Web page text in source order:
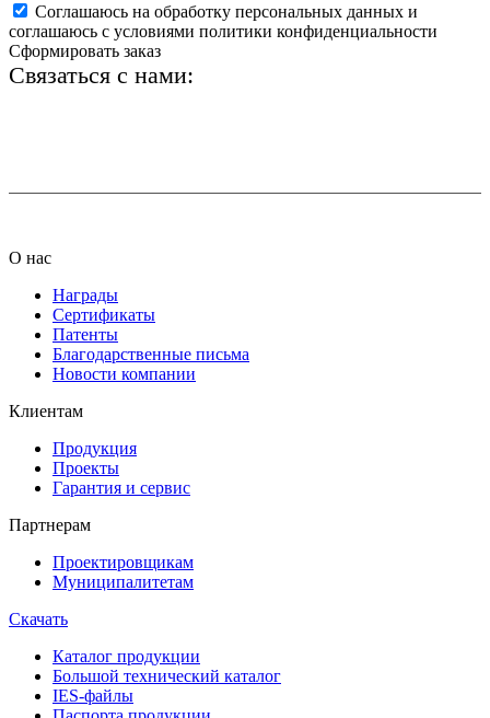
Соглашаюсь на обработку персональных данных и
соглашаюсь с условиями политики конфиденциальности
Сформировать заказ
Связаться с нами:
О нас
Награды
Сертификаты
Патенты
Благодарственные письма
Новости компании
Клиентам
Продукция
Проекты
Гарантия и сервис
Партнерам
Проектировщикам
Муниципалитетам
Скачать
Каталог продукции
Большой технический каталог
IES-файлы